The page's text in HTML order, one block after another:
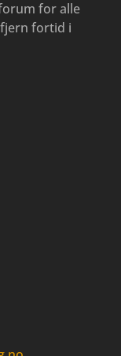
for alle
fortid i